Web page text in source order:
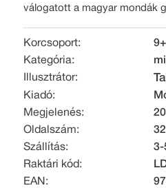
válogatott a magyar mondák
Korcsoport:
9+
Kategória:
Illusztrátor:
Kiadó:
Megjelenés:
Oldalszám:
32
Szállítás:
3-
Raktári kód:
EAN: